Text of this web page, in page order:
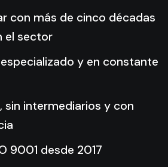
con más de cinco décadas
el sector
y en constante
sin intermediarios y con
9001 desde 2017